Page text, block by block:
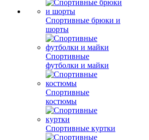
Спортивные брюки и
шорты
Спортивные
футболки и майки
Спортивные
костюмы
Спортивные куртки